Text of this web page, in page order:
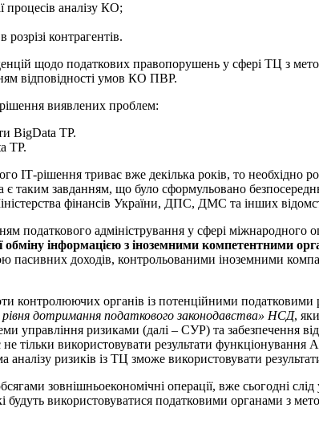
процесів аналізу КО;
контрагентів.
щодо податкових правопорушень у сфері ТЦ з
відповідності умов КО ПВР.
виявлених проблем:
BigData TP.
TP.
ІТ-рішення триває вже декілька років, то необхідно
таким завданням, що було сформульовано
фінансів України, ДПС, ДМС та інших
адміністрування у сфері міжнародного
обміну інформацією з іноземними компетентними
пасивних доходів, контрольованими іноземними
контролюючих органів із потенційними
дотримання податкового законодавства» НСД,
управління ризиками (далі – СУР) та забезпечення
тільки використовувати результати
ризиків із ТЦ зможе використовувати
зовнішньоекономічні операції, вже сьогодні
будуть використовуватися податковими органами з